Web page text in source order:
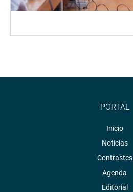
PORTAL
Inicio
Noticias
Contrastes
Agenda
Editorial